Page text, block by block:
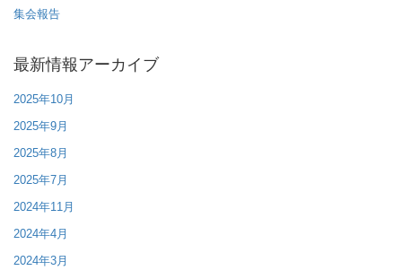
集会報告
最新情報アーカイブ
2025年10月
2025年9月
2025年8月
2025年7月
2024年11月
2024年4月
2024年3月